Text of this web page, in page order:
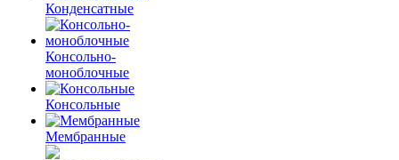
Конденсатные
Консольно-
моноблочные
Консольные
Мембранные